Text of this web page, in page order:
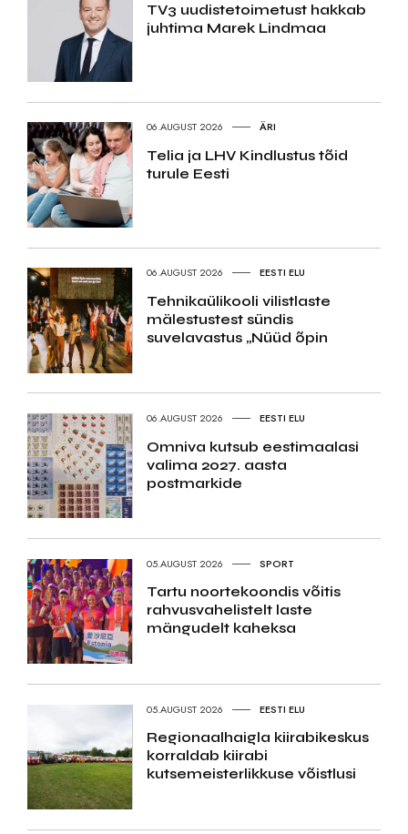
TV3 uudistetoimetust hakkab
juhtima Marek Lindmaa
06.AUGUST 2026 ÄRI
Telia ja LHV Kindlustus tõid
turule Eesti
06.AUGUST 2026 EESTI ELU
Tehnikaülikooli vilistlaste
mälestustest sündis
suvelavastus „Nüüd õpin
06.AUGUST 2026 EESTI ELU
Omniva kutsub eestimaalasi
valima 2027. aasta
postmarkide
05.AUGUST 2026 SPORT
Tartu noortekoondis võitis
rahvusvahelistelt laste
mängudelt kaheksa
05.AUGUST 2026 EESTI ELU
Regionaalhaigla kiirabikeskus
korraldab kiirabi
kutsemeisterlikkuse võistlusi